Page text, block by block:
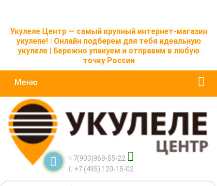
Укулеле Центр — самый крупный интернет-магазин
укулеле! | Онлайн подберем для тебя идеальную
укулеле | Бережно упакуем и отправим в любую
точку России
Меню
+7(903)968-55-22
+7 (495) 120-15-02